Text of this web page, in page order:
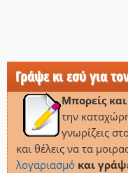
Γράψε κι εσύ για
Μπορείς
την
γνωρίζεις
και θέλεις να τα
λογαριασμό και